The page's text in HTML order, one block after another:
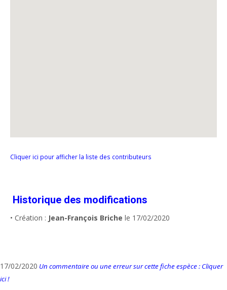
Cliquer ici pour afficher la liste des contributeurs
Historique des modifications
• Création : Jean-François Briche le 17/02/2020
17/02/2020 Un commentaire ou une erreur sur cette fiche espèce : Cliquer
ici !